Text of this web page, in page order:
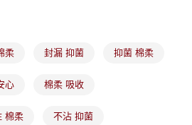
」，訂單成立後會自動跳轉到大哥付的交易
用金額請依後續交易確認頁面所載為準。
況，表示未達大哥付你分期系統評分，恕無
以上)免運費
柔 封漏 抑菌 抑菌 棉柔
心 棉柔 吸收
棉柔 不沾 抑菌